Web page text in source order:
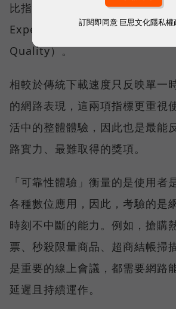
比指標──可靠性體驗（
Experience）與品質一致性（
Quality）。
相較於傳統下載速度只反映單一
的網路表現，這兩項指標更重視
活中的整體體驗，因此也是最能
路實力、最難取得的獎項。
「可靠性體驗」衡量的是使用者
各種數位應用，因此，考驗的是
時刻不中斷的能力。例如，搶購
票、秒殺限量商品、超商結帳掃
是重要的線上會議，都需要網路
延遲且持續運作。
訂閱即同意 巨思文化隱私權